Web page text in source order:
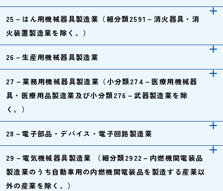
25－はん用機械器具製造業（細分類2591－消火器具・消
火装置製造業を除く。）
26－生産用機械器具製造業
27－業務用機械器具製造業（小分類274－医療用機械器
具・医療用品製造業及び小分類276－武器製造業を除
く。）
28－電子部品・デバイス・電子回路製造業
29－電気機械器具製造業 （細分類2922－内燃機関電装品
製造業のうち自動車用の内燃機関電装品を製造する産業以
外の産業を除く。）